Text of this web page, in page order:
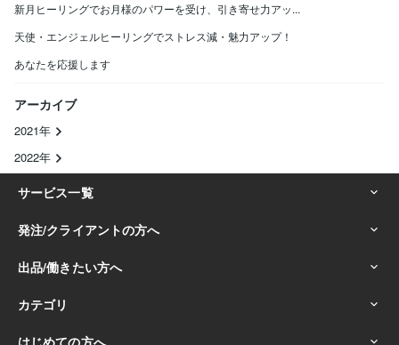
新月ヒーリングでお月様のパワーを受け、引き寄せ力アッ...
天使・エンジェルヒーリングでストレス減・魅力アップ！
あなたを応援します
アーカイブ
2021年
2022年